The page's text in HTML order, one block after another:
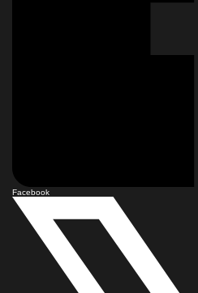
Facebook